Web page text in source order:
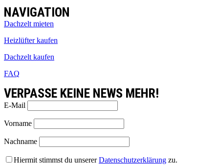
NAVIGATION
Dachzelt mieten
Heizlüfter kaufen
Dachzelt kaufen
FAQ
VERPASSE KEINE NEWS MEHR!
E-Mail
Vorname
Nachname
Hiermit stimmst du unsererDatenschutzerklärung zu.